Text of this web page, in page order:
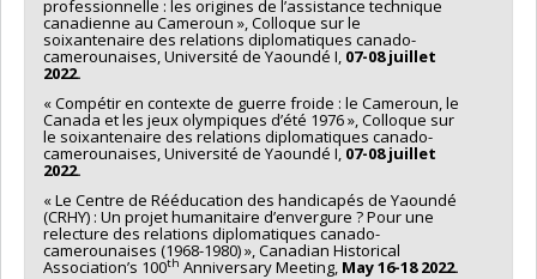
professionnelle : les origines de l’assistance technique
canadienne au Cameroun », Colloque sur le
soixantenaire des relations diplomatiques canado-
camerounaises, Université de Yaoundé I, 07-08 juillet
2022.
« Compétir en contexte de guerre froide : le Cameroun, le
Canada et les jeux olympiques d’été 1976 », Colloque sur
le soixantenaire des relations diplomatiques canado-
camerounaises, Université de Yaoundé I, 07-08 juillet
2022.
« Le Centre de Rééducation des handicapés de Yaoundé
(CRHY) : Un projet humanitaire d’envergure ? Pour une
relecture des relations diplomatiques canado-
camerounaises (1968-1980) », Canadian Historical
Association’s 100th Anniversary Meeting, May 16-18 2022.